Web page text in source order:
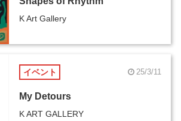
K Art Gallery
イベント 25/3/11
My Detours
K ART GALLERY